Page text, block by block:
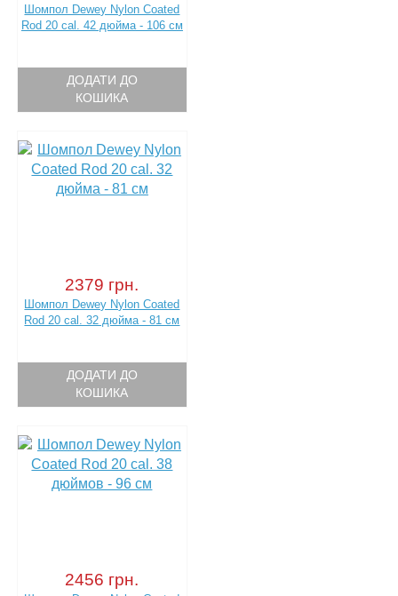
Шомпол Dewey Nylon Coated
Rod 20 cal. 42 дюйма - 106 см
ДОДАТИ ДО
КОШИКА
2379 грн.
Шомпол Dewey Nylon Coated
Rod 20 cal. 32 дюйма - 81 см
ДОДАТИ ДО
КОШИКА
2456 грн.